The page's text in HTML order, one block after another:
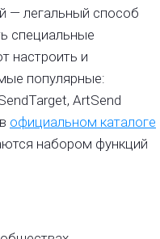
— легальный способ
специальные
настроить и
популярные:
ArtSend
официальном каталоге
набором функций